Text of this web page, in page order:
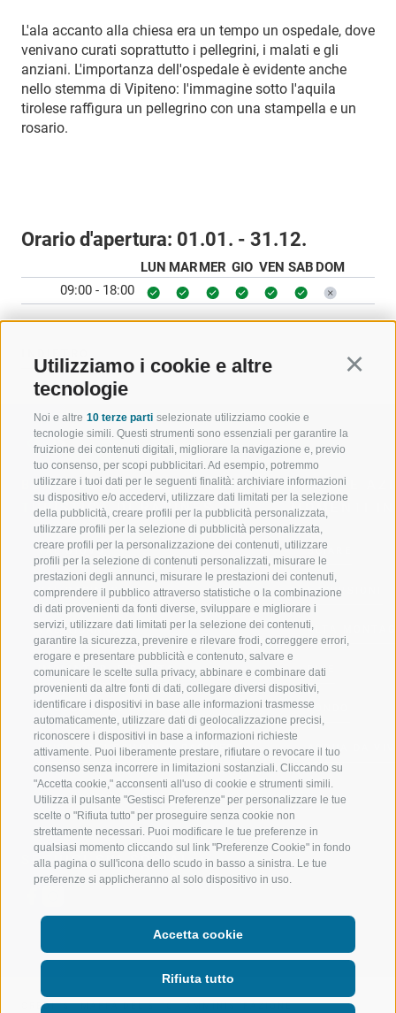
Utilizziamo i cookie e altre
tecnologie
Noi e altre 10 terze parti selezionate utilizziamo cookie e
tecnologie simili. Questi strumenti sono essenziali per garantire la
fruizione dei contenuti digitali, migliorare la navigazione e, previo
tuo consenso, per scopi pubblicitari. Ad esempio, potremmo
utilizzare i tuoi dati per le seguenti finalità: archiviare informazioni
su dispositivo e/o accedervi, utilizzare dati limitati per la selezione
della pubblicità, creare profili per la pubblicità personalizzata,
utilizzare profili per la selezione di pubblicità personalizzata,
creare profili per la personalizzazione dei contenuti, utilizzare
profili per la selezione di contenuti personalizzati, misurare le
prestazioni degli annunci, misurare le prestazioni dei contenuti,
comprendere il pubblico attraverso statistiche o la combinazione
di dati provenienti da fonti diverse, sviluppare e migliorare i
servizi, utilizzare dati limitati per la selezione dei contenuti,
garantire la sicurezza, prevenire e rilevare frodi, correggere errori,
erogare e presentare pubblicità e contenuto, salvare e
comunicare le scelte sulla privacy, abbinare e combinare dati
provenienti da altre fonti di dati, collegare diversi dispositivi,
identificare i dispositivi in base alle informazioni trasmesse
automaticamente, utilizzare dati di geolocalizzazione precisi,
riconoscere i dispositivi in base a informazioni richieste
attivamente. Puoi liberamente prestare, rifiutare o revocare il tuo
consenso senza incorrere in limitazioni sostanziali. Cliccando su
"Accetta cookie," acconsenti all'uso di cookie e strumenti simili.
Utilizza il pulsante "Gestisci Preferenze" per personalizzare le tue
scelte o "Rifiuta tutto" per proseguire senza cookie non
strettamente necessari. Puoi modificare le tue preferenze in
qualsiasi momento cliccando sul link "Preferenze Cookie" in fondo
alla pagina o sull'icona dello scudo in basso a sinistra. Le tue
preferenze si applicheranno al solo dispositivo in uso.
Accetta cookie
Rifiuta tutto
L'ala accanto alla chiesa era un tempo un ospedale, dove
venivano curati soprattutto i pellegrini, i malati e gli
anziani. L'importanza dell'ospedale è evidente anche
nello stemma di Vipiteno: l'immagine sotto l'aquila
tirolese raffigura un pellegrino con una stampella e un
rosario.
Orario d'apertura: 01.01. - 31.12.
LUN MARMER GIO VEN SAB DOM
09:00 - 18:00
BENVENUTI NELLA REGIONE
TURISTICA DI RACINES
VAL GIOVO
VAL RACINES
VAL RIDANNA
IMPIANTI DI RISALITA
SCUOLA DI SCI RACINES
LUISL'S SKI SCHOOL A RACINES
SPORT E
MOMENTI
SCIARE
ESCURSIONI
ALTA
BIKE
FONDO
ACQUA DA
SEGUICI SUI SOCIAL
CREDITS |MAPPA DEL SITO |AMMINISTRAZIONE